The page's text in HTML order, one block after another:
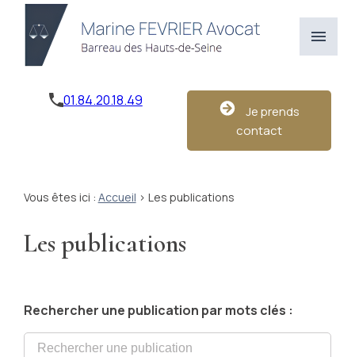
menu
01.84.20.18.49
Je prends
contact
Vous êtes ici : Accueil > Les publications
Les publications
Rechercher une publication par mots clés :
Panneau de gestion des cookies